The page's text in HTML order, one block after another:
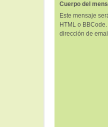
Cuerpo del
Este mensaje
HTML o
dirección de